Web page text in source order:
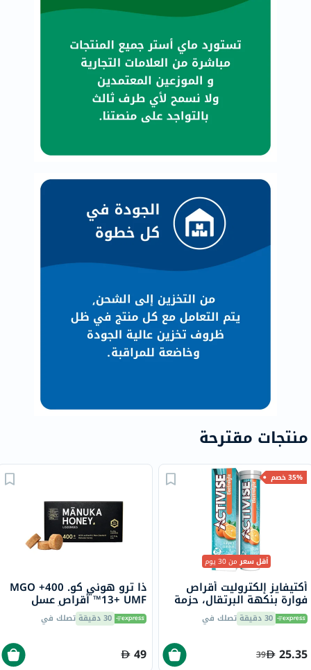
منتجات مقترحة
35% خصم
أقل سعرمن 30 يوم
أكتيفايز إلكتروليت أقراص
فوارة بنكهة البرتقال، حزمة
من 20 30 دقيقة تصلك في
25.35
39
ذا ترو هوني كو. 400+ MGO
13+ UMF™ أقراص عسل
مانوكا 2.8 جرام 8 أقراص30 دقيقة تصلك في
49